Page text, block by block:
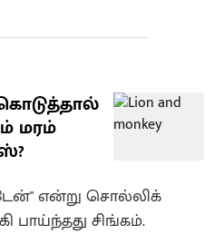
மரம்
என்று சொல்லிக்
சிங்கம்.